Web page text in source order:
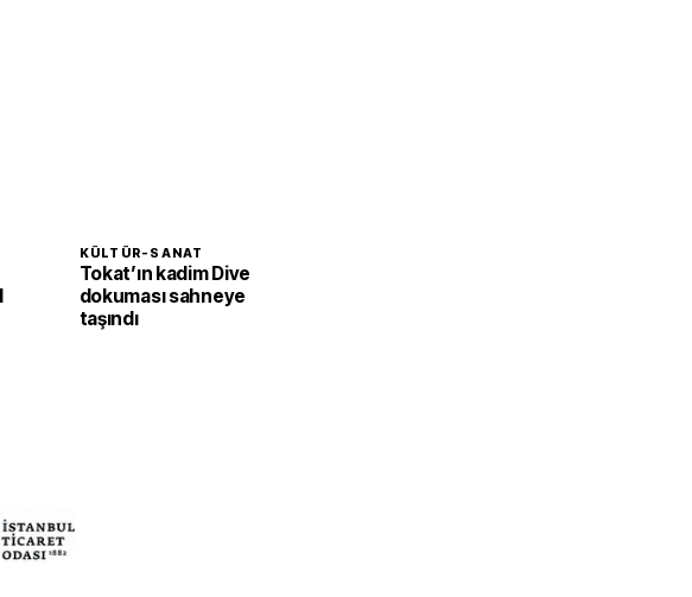
KÜLTÜR-SANAT
Tokat’ın kadim Dive
dokuması sahneye
taşındı